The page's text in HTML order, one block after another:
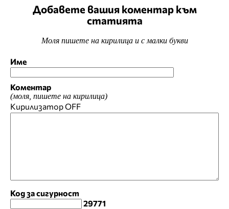
Добавете вашия коментар към
статията
Моля пишете на кирилица и с малки букви
Име
Коментар
(моля, пишете на кирилица)
КирилизаторOFF
Код за сигурност
29771